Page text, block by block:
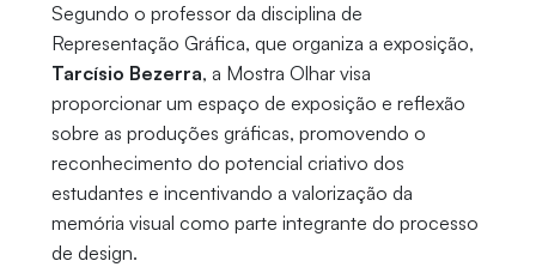
Segundo o professor da disciplina de
Representação Gráfica, que organiza a exposição,
Tarcísio Bezerra, a Mostra Olhar visa
proporcionar um espaço de exposição e reflexão
sobre as produções gráficas, promovendo o
reconhecimento do potencial criativo dos
estudantes e incentivando a valorização da
memória visual como parte integrante do processo
de design.